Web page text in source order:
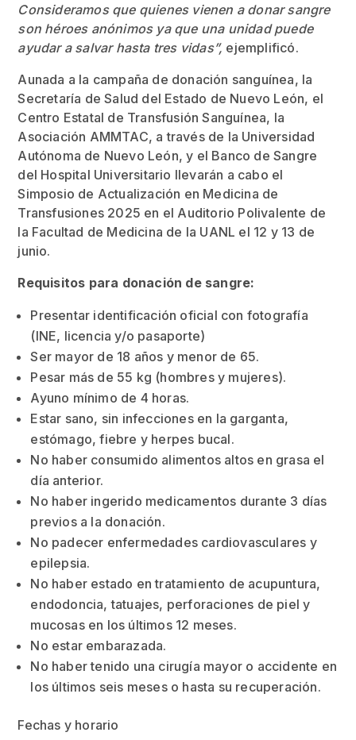
Consideramos que quienes vienen a donar sangre
son héroes anónimos ya que una unidad puede
ayudar a salvar hasta tres vidas”, ejemplificó.
Aunada a la campaña de donación sanguínea, la
Secretaría de Salud del Estado de Nuevo León, el
Centro Estatal de Transfusión Sanguínea, la
Asociación AMMTAC, a través de la Universidad
Autónoma de Nuevo León, y el Banco de Sangre
del Hospital Universitario llevarán a cabo el
Simposio de Actualización en Medicina de
Transfusiones 2025 en el Auditorio Polivalente de
la Facultad de Medicina de la UANL el 12 y 13 de
junio.
Requisitos para donación de sangre:
Presentar identificación oficial con fotografía
(INE, licencia y/o pasaporte)
Ser mayor de 18 años y menor de 65.
Pesar más de 55 kg (hombres y mujeres).
Ayuno mínimo de 4 horas.
Estar sano, sin infecciones en la garganta,
estómago, fiebre y herpes bucal.
No haber consumido alimentos altos en grasa el
día anterior.
No haber ingerido medicamentos durante 3 días
previos a la donación.
No padecer enfermedades cardiovasculares y
epilepsia.
No haber estado en tratamiento de acupuntura,
endodoncia, tatuajes, perforaciones de piel y
mucosas en los últimos 12 meses.
No estar embarazada.
No haber tenido una cirugía mayor o accidente en
los últimos seis meses o hasta su recuperación.
Fechas y horario